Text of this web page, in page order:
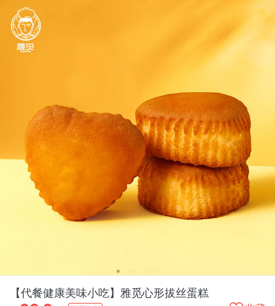
【代餐健康美味小吃】雅觅心形拔丝蛋糕